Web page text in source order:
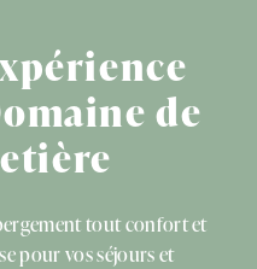
de
tout confort et
pour vos séjours et